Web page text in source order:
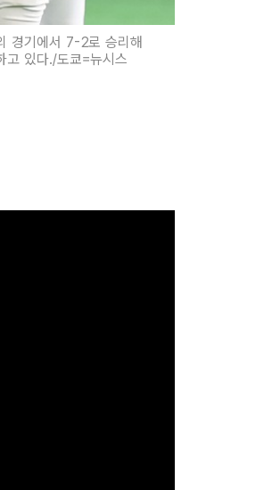
경기에서 7-2로 승리해
고 있다./도쿄=뉴시스